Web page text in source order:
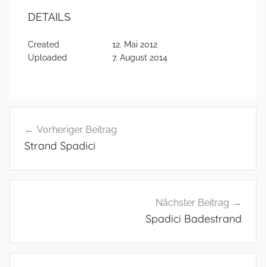
DETAILS
Created
12. Mai 2012
Uploaded
7. August 2014
Vorheriger Beitrag
Strand Spadici
Nächster Beitrag
Spadici Badestrand